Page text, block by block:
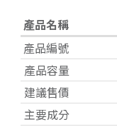
產品名稱
產品編號
產品容量
建議售價
主要成分